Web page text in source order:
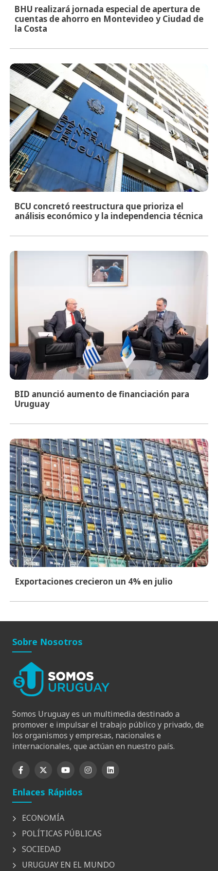
BHU realizará jornada especial de apertura de
cuentas de ahorro en Montevideo y Ciudad de
la Costa
BCU concretó reestructura que prioriza el
análisis económico y la independencia técnica
BID anunció aumento de financiación para
Uruguay
Exportaciones crecieron un 4% en julio
Sobre Nosotros
Somos Uruguay es un multimedia destinado a
promover e impulsar el trabajo público y privado, de
los organismos y empresas, nacionales e
internacionales, que actúan en nuestro país.
Enlaces Rápidos
ECONOMÍA
POLÍTICAS PÚBLICAS
SOCIEDAD
URUGUAY EN EL MUNDO